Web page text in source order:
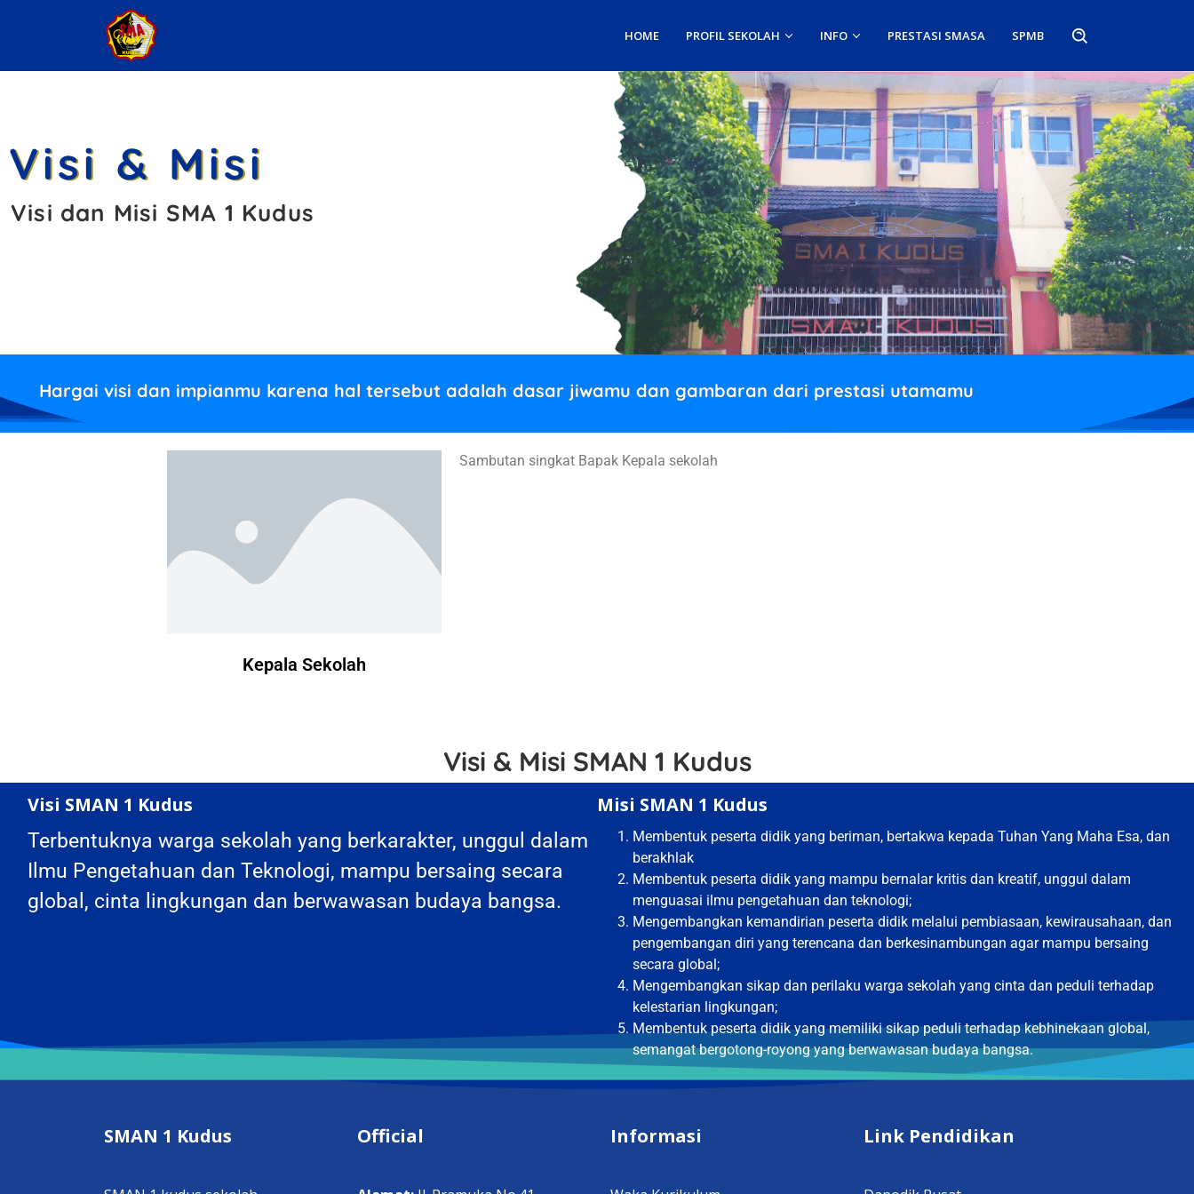
HOME PROFIL SEKOLAH INFO PRESTASI SMASA SPMB
Visi & Misi
Visi dan Misi SMA 1 Kudus
Hargai visi dan impianmu karena hal tersebut adalah dasar jiwamu dan gambaran dari prestasi utamamu
Kepala Sekolah
Sambutan singkat Bapak Kepala sekolah
Visi & Misi SMAN 1 Kudus
Visi SMAN 1 Kudus
Terbentuknya warga sekolah yang berkarakter, unggul dalam
Ilmu Pengetahuan dan Teknologi, mampu bersaing secara
global, cinta lingkungan dan berwawasan budaya bangsa.
Misi SMAN 1 Kudus
Membentuk peserta didik yang beriman, bertakwa kepada Tuhan Yang Maha Esa, dan
berakhlak
Membentuk peserta didik yang mampu bernalar kritis dan kreatif, unggul dalam
menguasai ilmu pengetahuan dan teknologi;
Mengembangkan kemandirian peserta didik melalui pembiasaan, kewirausahaan, dan
pengembangan diri yang terencana dan berkesinambungan agar mampu bersaing
secara global;
Mengembangkan sikap dan perilaku warga sekolah yang cinta dan peduli terhadap
kelestarian lingkungan;
Membentuk peserta didik yang memiliki sikap peduli terhadap kebhinekaan global,
semangat bergotong-royong yang berwawasan budaya bangsa.
SMAN 1 Kudus Official Informasi Link Pendidikan